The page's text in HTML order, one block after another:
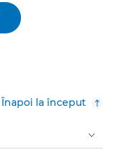
Înapoi la început